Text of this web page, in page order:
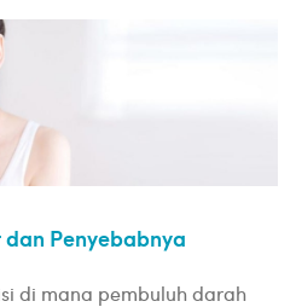
Penyebabnya
di mana pembuluh darah